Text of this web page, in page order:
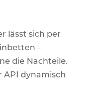
lässt sich per
–
die Nachteile.
API dynamisch